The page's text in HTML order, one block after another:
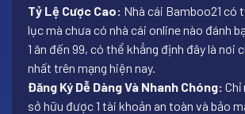
Tỷ Lệ Cược Cao: Nhà cái Bamboo21 có
lục mà chưa có nhà cái online nào đánh
1 ăn đến 99, có thể khẳng định đây là nơi
nhất trên mạng hiện nay.
Đăng Ký Dễ Dàng Và Nhanh Chóng:
sở hữu được 1 tài khoản an toàn và bảo